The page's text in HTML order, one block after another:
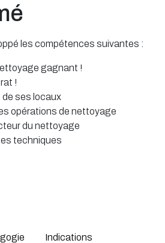
les compétences suivantes :
gagnant !
!
ses locaux
opérations de nettoyage
du nettoyage
techniques
Indications